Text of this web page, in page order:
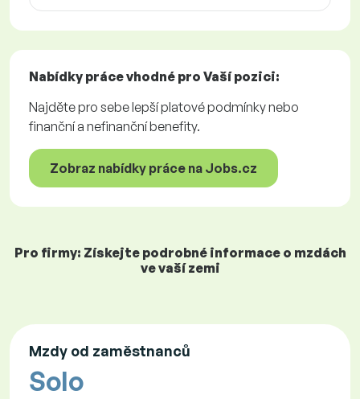
Nabídky prácevhodné pro Vaší pozici:
Najděte pro sebe lepší platové podmínky nebo
finanční a nefinanční benefity.
Zobraz nabídky práce na Jobs.cz
Pro firmy: Získejte podrobné informace o mzdách
ve vaší zemi
Mzdy od zaměstnanců
Solo